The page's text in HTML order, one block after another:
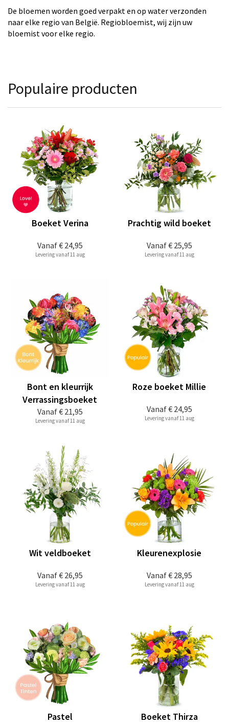
De bloemen worden goed verpakt en op water verzonden
naar elke regio van België. Regiobloemist, wij zijn uw
bloemist voor elke regio.
Populaire producten
Vanaf€ 24,95
Boeket Verina
Levering vanaf 11 aug
Vanaf€ 25,95
Prachtig wild boeket
Levering vanaf 11 aug
Vanaf€ 21,95
Bont en kleurrijk
Verrassingsboeket
Levering vanaf 11 aug
Vanaf€ 24,95
Roze boeket Millie
Levering vanaf 11 aug
Vanaf€ 26,95
Wit veldboeket
Levering vanaf 11 aug
Vanaf€ 28,95
Kleurenexplosie
Levering vanaf 11 aug
Pastel
Boeket Thirza